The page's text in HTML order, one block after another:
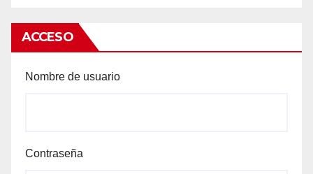
ACCESO
Nombre de usuario
Contraseña